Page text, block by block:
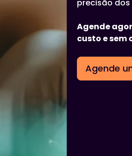
precisão
Agende
custo e sem
Agende